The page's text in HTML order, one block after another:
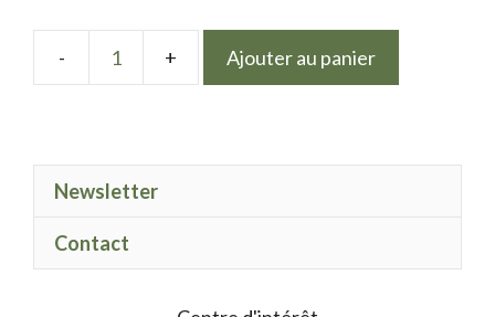
quantité
flakes
Ajouter au panier
Newsletter
Contact